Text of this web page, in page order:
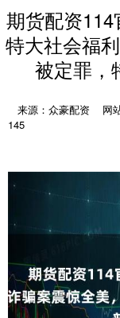
期货配资114
特大社会福
被定罪，
来源：众豪配资 网
145